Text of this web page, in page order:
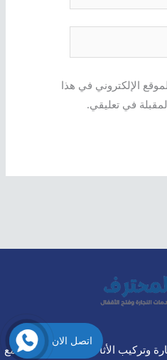
الإلكتروني في هذا
في تعليقي.
الأثاث باحترافية عالية، مع
اتصل الان